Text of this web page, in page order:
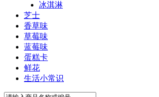
冰淇淋
芝士
香草味
草莓味
蓝莓味
蛋糕卡
鲜花
生活小常识